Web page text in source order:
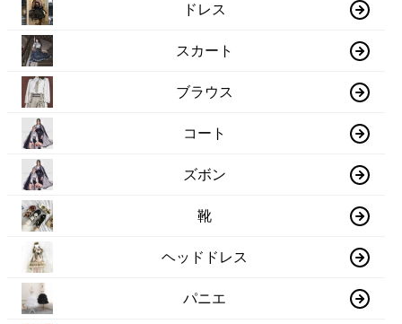
ドレス
スカート
ブラウス
コート
ズボン
靴
ヘッドドレス
パニエ